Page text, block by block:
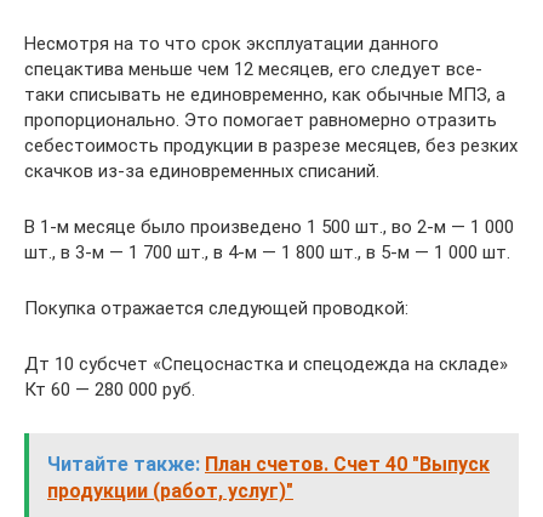
Несмотря на то что срок эксплуатации данного
спецактива меньше чем 12 месяцев, его следует все-
таки списывать не единовременно, как обычные МПЗ, а
пропорционально. Это помогает равномерно отразить
себестоимость продукции в разрезе месяцев, без резких
скачков из-за единовременных списаний.
В 1-м месяце было произведено 1 500 шт., во 2-м — 1 000
шт., в 3-м — 1 700 шт., в 4-м — 1 800 шт., в 5-м — 1 000 шт.
Покупка отражается следующей проводкой:
Дт 10 субсчет «Спецоснастка и спецодежда на складе»
Кт 60 — 280 000 руб.
Читайте также: План счетов. Счет 40 "Выпуск
продукции (работ, услуг)"